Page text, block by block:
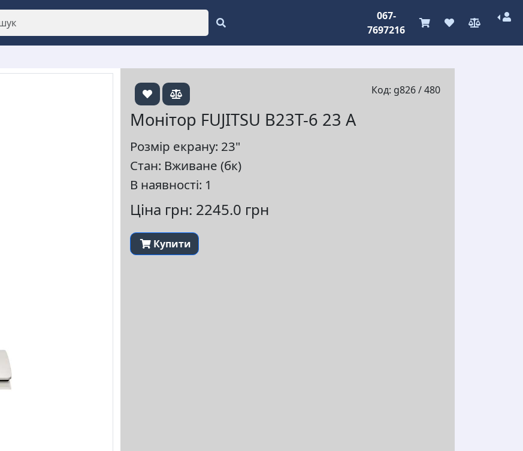
067-
7697216
Код: g826 / 480
Монітор FUJITSU B23T-6 23 A
Розмір екрану: 23"
Стан: Вживане (бк)
В наявності: 1
Ціна грн: 2245.0 грн
Купити